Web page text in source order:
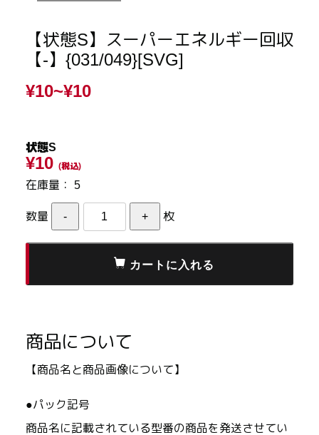
【状態S】スーパーエネルギー回収
【-】{031/049}[SVG]
¥10~¥10
状態S
¥10 (税込)
在庫量： 5
数量 枚
商品について
【商品名と商品画像について】
●パック記号
商品名に記載されている型番の商品を発送させてい